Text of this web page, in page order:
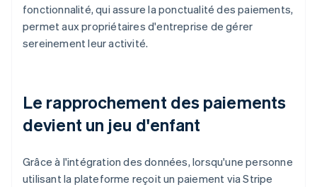
fonctionnalité, qui assure la ponctualité des paiements,
permet aux propriétaires d'entreprise de gérer
sereinement leur activité.
Le rapprochement des paiements
devient un jeu d'enfant
Grâce à l'intégration des données, lorsqu'une personne
utilisant la plateforme reçoit un paiement via Stripe